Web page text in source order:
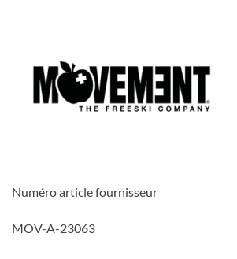
Numéro article fournisseur
MOV-A-23063